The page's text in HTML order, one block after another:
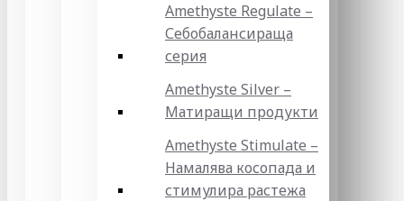
Amethyste Regulate –
Себобалансираща
серия
Amethyste Silver –
Матиращи продукти
Amethyste Stimulate –
Намалява косопада и
стимулира растежа